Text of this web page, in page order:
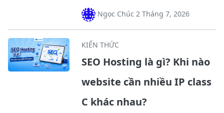
Ngọc Chúc 2 Tháng 7, 2026
KIẾN THỨC
SEO Hosting là gì? Khi nào
website cần nhiều IP class
C khác nhau?